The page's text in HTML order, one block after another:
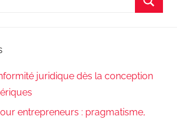
juridique dès la conception
entrepreneurs : pragmatisme,